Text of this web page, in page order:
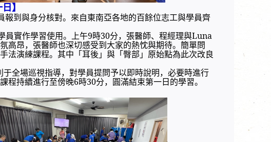
】
到與身分核對。來自東南亞各地的百餘位志工與學員齊
實作學習使用。上午9時30分，張醫師、程經理與Luna
高昂，張醫師也深切感受到大家的熱忱與期待。簡單問
法演練課程。其中「耳後」與「臀部」原始點為此次改良
全場巡視指導，對學員提問予以即時說明，必要時進行
持續進行至傍晚6時30分，圓滿結束第一日的學習。